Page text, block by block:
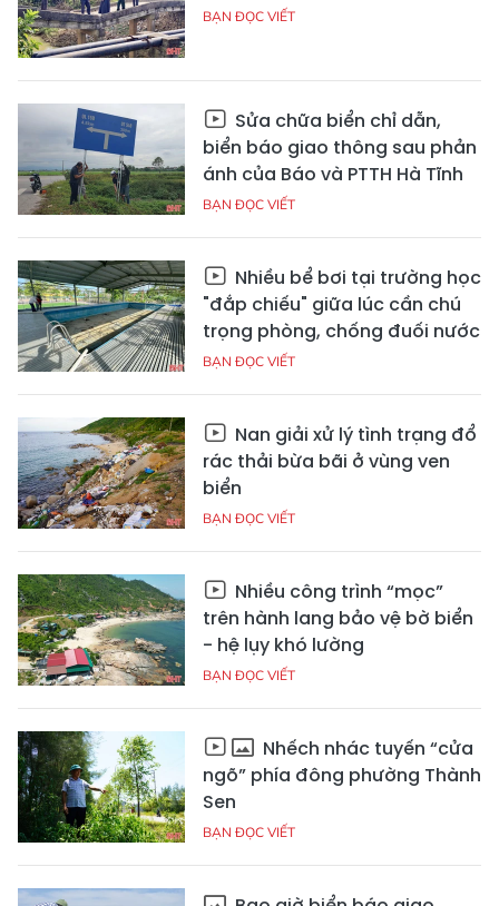
BẠN ĐỌC VIẾT
Sửa chữa biển chỉ dẫn,
biển báo giao thông sau phản
ánh của Báo và PTTH Hà Tĩnh
BẠN ĐỌC VIẾT
Nhiều bể bơi tại trường học
"đắp chiếu" giữa lúc cần chú
trọng phòng, chống đuối nước
BẠN ĐỌC VIẾT
Nan giải xử lý tình trạng đổ
rác thải bừa bãi ở vùng ven
biển
BẠN ĐỌC VIẾT
Nhiều công trình “mọc”
trên hành lang bảo vệ bờ biển
- hệ lụy khó lường
BẠN ĐỌC VIẾT
Nhếch nhác tuyến “cửa
ngõ” phía đông phường Thành
Sen
BẠN ĐỌC VIẾT